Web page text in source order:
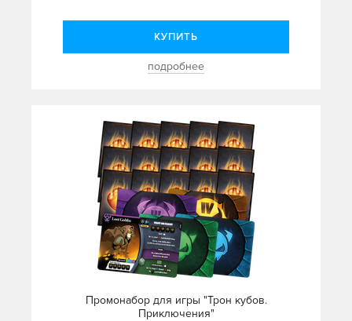
КУПИТЬ
подробнее
Промонабор для игры "Трон кубов.
Приключения"